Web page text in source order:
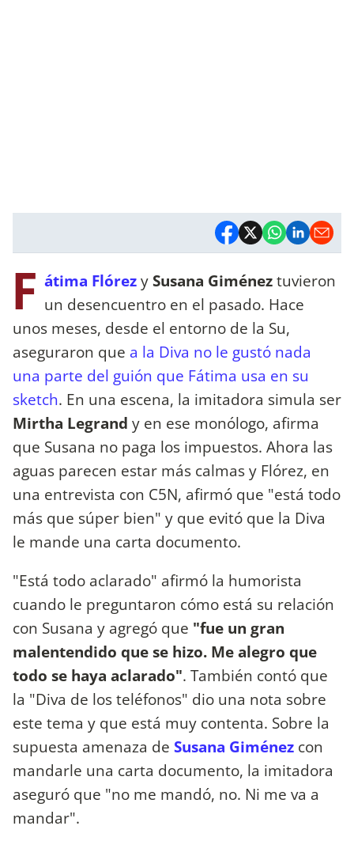
F átima FlórezySusana Giméneztuvieron
un desencuentro en el pasado. Hace
unos meses, desde el entorno de la Su,
aseguraron que a la Diva no le gustó nada
una parte del guión que Fátima usa en su
sketch. En una escena, la imitadora simula ser
Mirtha Legrand y en ese monólogo, afirma
que Susana no paga los impuestos. Ahora las
aguas parecen estar más calmas y Flórez, en
una entrevista con C5N, afirmó que "está todo
más que súper bien" y que evitó que la Diva
le mande una carta documento.
"Está todo aclarado" afirmó la humorista
cuando le preguntaron cómo está su relación
con Susana y agregó que "fue un gran
malentendido que se hizo. Me alegro que
todo se haya aclarado". También contó que
la "Diva de los teléfonos" dio una nota sobre
este tema y que está muy contenta. Sobre la
supuesta amenaza de Susana Giménez con
mandarle una carta documento, la imitadora
aseguró que "no me mandó, no. Ni me va a
mandar".